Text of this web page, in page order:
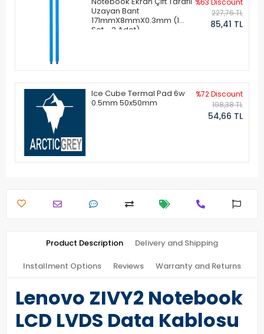
Uzayan Bant
171mmX8mmX0.3mm (1
Set - 2 Adet)
227,76 TL
85,41 TL
Ice Cube Termal Pad 6w
0.5mm 50x50mm
%72 Discount
198,38 TL
54,66 TL
Product Description Delivery and Shipping
Installment Options Reviews Warranty and Returns
Lenovo ZIVY2 Notebook
LCD LVDS Data Kablosu